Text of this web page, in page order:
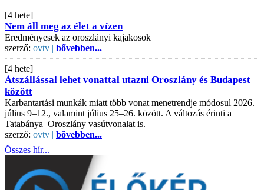
[4 hete]
Nem áll meg az élet a vízen
Eredményesek az oroszlányi kajakosok
szerző: ovtv | bővebben...
[4 hete]
Átszállással lehet vonattal utazni Oroszlány és Budapest
között
Karbantartási munkák miatt több vonat menetrendje módosul 2026.
július 9–12., valamint július 25–26. között. A változás érinti a
Tatabánya–Oroszlány vasútvonalat is.
szerző: ovtv | bővebben...
Összes hír...